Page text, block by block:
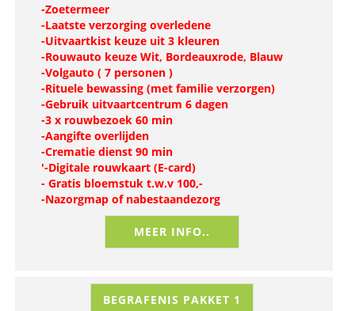
-Zoetermeer
-Laatste verzorging overledene
-Uitvaartkist keuze uit 3 kleuren
-Rouwauto keuze Wit, Bordeauxrode, Blauw
-Volgauto ( 7 personen )
-Rituele bewassing (met familie verzorgen)
-Gebruik uitvaartcentrum 6 dagen
-3 x rouwbezoek 60 min
-Aangifte overlijden
-Crematie dienst 90 min
'-Digitale rouwkaart (E-card)
- Gratis bloemstuk t.w.v 100,-
-Nazorgmap of nabestaandezorg
MEER INFO..
BEGRAFENIS PAKKET 1